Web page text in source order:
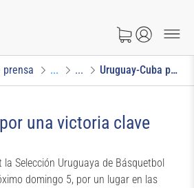
prensa ... ... Uruguay-Cuba por una victoria clave
una victoria clave
la Selección Uruguaya de Básquetbol
domingo 5, por un lugar en las